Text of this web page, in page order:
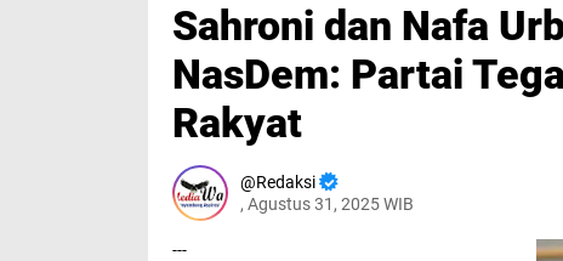
Sahroni dan Nafa
NasDem: Partai
Rakyat
Redaksi
, Agustus 31, 2025 WIB
---